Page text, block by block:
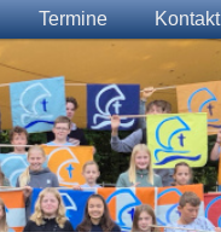
Termine Kontakt